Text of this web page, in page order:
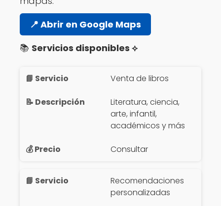
📍 Abrir en Google Maps
📚 Servicios disponibles ⟡
Venta de libros
Literatura, ciencia,
arte, infantil,
académicos y más
Consultar
Recomendaciones
personalizadas